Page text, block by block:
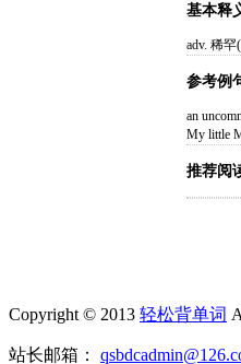
基本释
adv. 稀
参考例
an
My little
推荐阅
Copyright © 2013 轻松背单词
站长邮箱：